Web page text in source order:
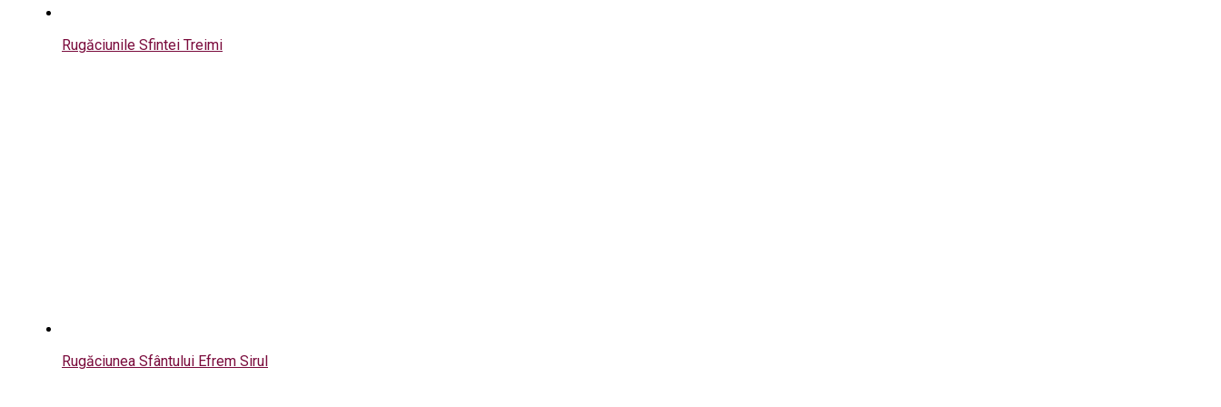
Rugăciunile Sfintei Treimi
Rugăciunea Sfântului Efrem Sirul